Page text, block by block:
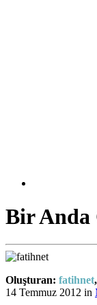
Bir Anda
Oluşturan: fatihnet,
14 Temmuz 2012 in